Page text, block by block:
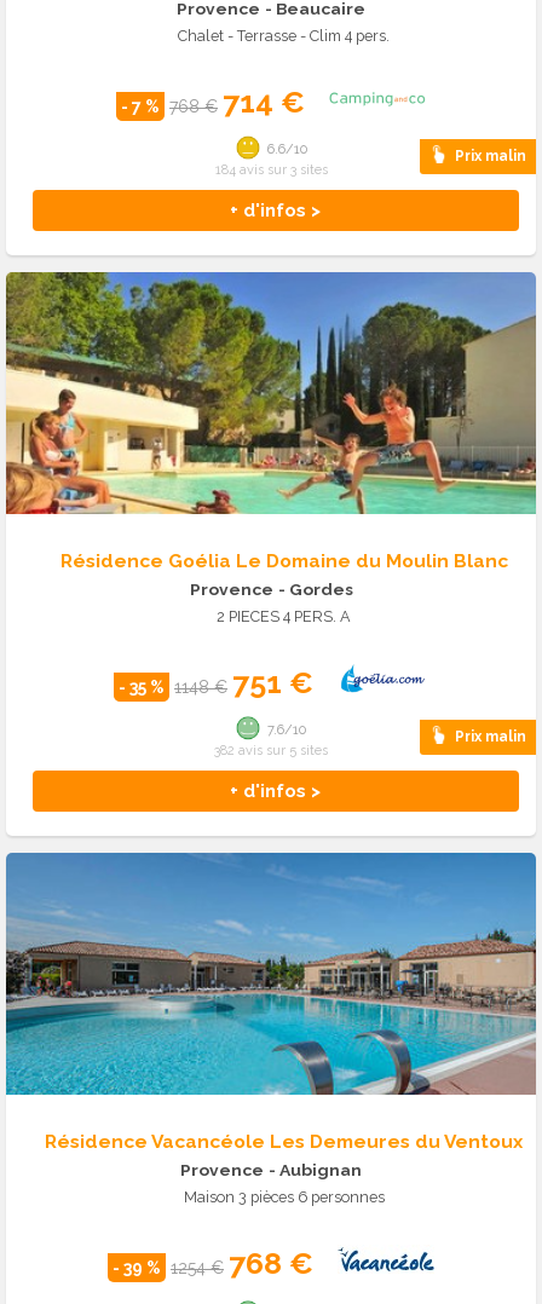
Provence - Beaucaire
Chalet - Terrasse - Clim 4 pers.
- 7 % 768 € 714 €
Prix malin
+ d'infos >
6.6/10
184 avis sur 3 sites
Résidence Goélia Le Domaine du Moulin Blanc
Provence - Gordes
2 PIECES 4 PERS. A
- 35 % 1148 € 751 €
Prix malin
+ d'infos >
7.6/10
382 avis sur 5 sites
Résidence Vacancéole Les Demeures du Ventoux
Provence - Aubignan
Maison 3 pièces 6 personnes
- 39 % 1254 € 768 €